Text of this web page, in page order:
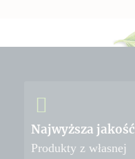
Najwyższa jakość
Produkty z własnej